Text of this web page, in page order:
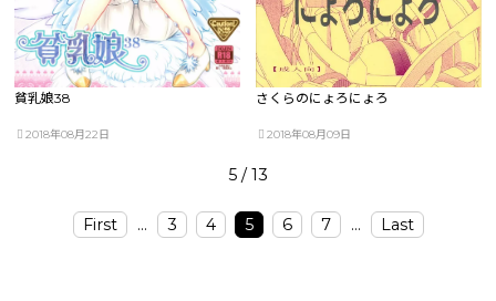
貧乳娘38
2018年08月22日
さくらのにょろにょろ
2018年08月09日
5 / 13
First ... 3 4 5 6 7 ... Last